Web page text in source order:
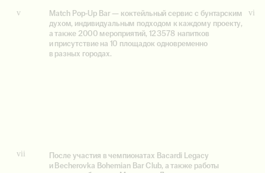
v vi
Match Pop-Up Bar — коктейльный сервис с бунтарским
духом, индивидуальным подходом к каждому проекту,
а также 2000 мероприятий, 123578 напитков
и присутствие на 10 площадок одновременно
в разных городах.
vii
После участия в чемпионатах Bacardi Legacy
и Becherovka Bohemian Bar Club, а также работы